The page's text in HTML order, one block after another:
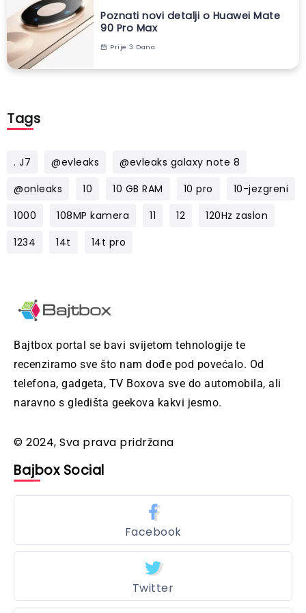
Poznati novi detalji o Huawei Mate
90 Pro Max
Prije 3 Dana
Tags
. J7 @evleaks
@evleaks galaxy note 8
@onleaks
10 10 GB RAM 10 pro
10-jezgreni
1000
108MP kamera 11 12
120Hz zaslon
1234
14t 14t pro
Bajtbox portal se bavi svijetom tehnologije te
recenziramo sve što nam dođe pod povećalo. Od
telefona, gadgeta, TV Boxova sve do automobila, ali
naravno s gledišta geekova kakvi jesmo.
© 2024, Sva prava pridržana
Bajbox Social
Facebook
Twitter